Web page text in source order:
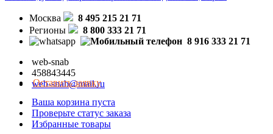
Москва
8 495 215 21 71
Регионы
8 800 333 21 71
8 916 333 21 71
web-snab
458843445
web-snab@mail.ru
Оставить заявку
Ваша корзина пуста
Проверьте статус заказа
Избранные товары